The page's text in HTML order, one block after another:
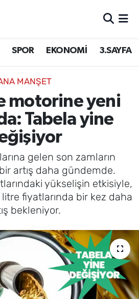
SPOR EKONOMİ 3.SAYFA
MANŞET
motorine yeni
Tabela yine
gelen son zamların
artış daha gündemde.
yükselişin etkisiyle,
fiyatlarında bir kez daha
bekleniyor.
Haritası
Durumu ve Fikstür